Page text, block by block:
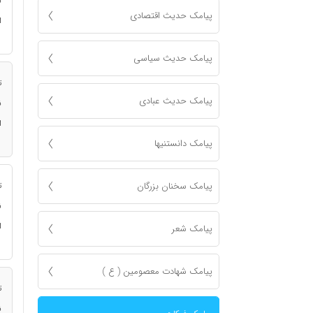
پیامک حدیث اقتصادی
پیامک حدیث سیاسی
پیامک حدیث عبادی
پیامک دانستنیها
پیامک سخنان بزرگان
پیامک شعر
پیامک شهادت معصومين ( ع )